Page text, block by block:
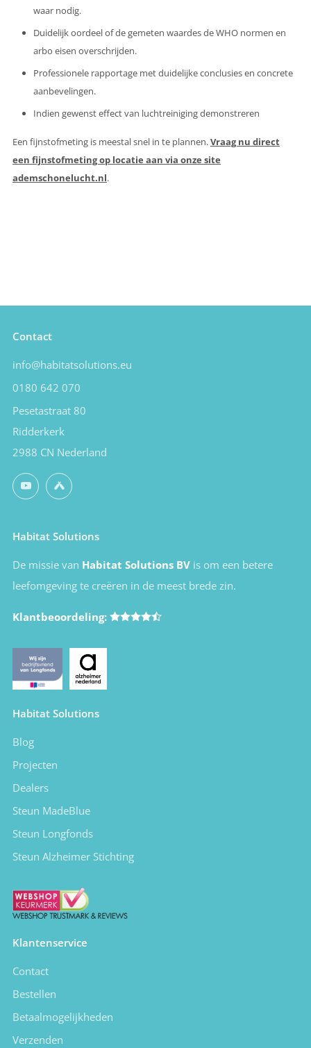
waar nodig.
Duidelijk oordeel of de gemeten waardes de WHO normen en
arbo eisen overschrijden.
Professionele rapportage met duidelijke conclusies en concrete
aanbevelingen.
Indien gewenst effect van luchtreiniging demonstreren
Een fijnstofmeting is meestal snel in te plannen.Vraag nu direct
een fijnstofmeting op locatie aan via onze site
ademschonelucht.nl.
Contact
info@habitatsolutions.eu
0180 642 070
Pesetastraat 80
Ridderkerk
2988 CN Nederland
YouTubeUntappd
Habitat Solutions
De missie van Habitat Solutions BV is om een betere
leefomgeving te creëren in de meest brede zin.
Klantbeoordeling:
Habitat Solutions
Blog
Projecten
Dealers
Steun MadeBlue
Steun Longfonds
Steun Alzheimer Stichting
Klantenservice
Contact
Bestellen
Betaalmogelijkheden
Verzenden